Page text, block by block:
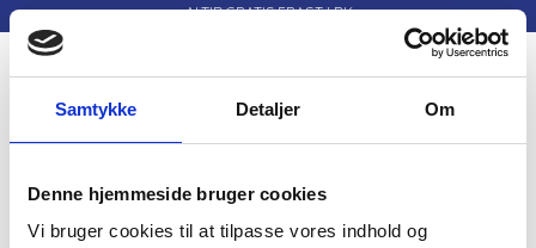
Samtykke Detaljer Om
Denne hjemmeside bruger cookies
Vi bruger cookies til at tilpasse vores indhold og
ALTID GRATIS FRAGT I DK
30 DAGES RETURRET
Skifte navigation